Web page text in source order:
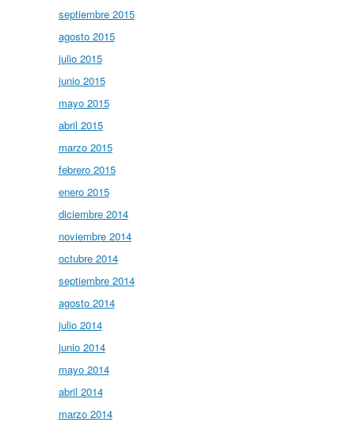
septiembre 2015
agosto 2015
julio 2015
junio 2015
mayo 2015
abril 2015
marzo 2015
febrero 2015
enero 2015
diciembre 2014
noviembre 2014
octubre 2014
septiembre 2014
agosto 2014
julio 2014
junio 2014
mayo 2014
abril 2014
marzo 2014